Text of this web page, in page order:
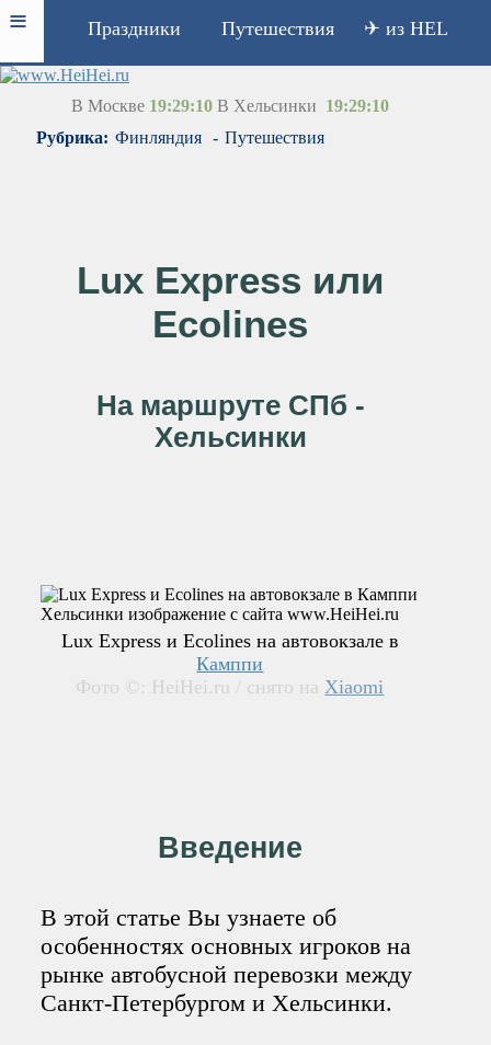
≡ Праздники Путешествия ✈ из HEL
В Москве 19:29:10 В Хельсинки 19:29:10
Рубрика: Финляндия - Путешествия
Lux Express или
Ecolines
На маршруте СПб -
Хельсинки
Lux Express и Ecolines на автовокзале в
Камппи
Фото ©: HeiHei.ru / снято наXiaomi
Введение
В этой статье Вы узнаете об
особенностях основных игроков на
рынке автобусной перевозки между
Санкт-Петербургом и Хельсинки.